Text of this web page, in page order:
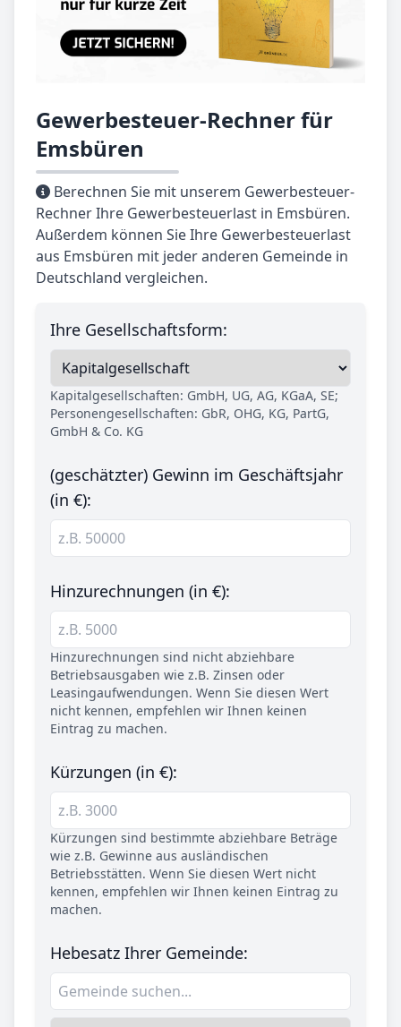
Gewerbesteuer-Rechner für
Emsbüren
Berechnen Sie mit unserem Gewerbesteuer-
Rechner Ihre Gewerbesteuerlast in Emsbüren.
Außerdem können Sie Ihre Gewerbesteuerlast
aus Emsbüren mit jeder anderen Gemeinde in
Deutschland vergleichen.
Ihre Gesellschaftsform:
Kapitalgesellschaften: GmbH, UG, AG, KGaA, SE;
Personengesellschaften: GbR, OHG, KG, PartG,
GmbH & Co. KG
(geschätzter) Gewinn im Geschäftsjahr
(in €):
Hinzurechnungen (in €):
Hinzurechnungen sind nicht abziehbare
Betriebsausgaben wie z.B. Zinsen oder
Leasingaufwendungen. Wenn Sie diesen Wert
nicht kennen, empfehlen wir Ihnen keinen
Eintrag zu machen.
Kürzungen (in €):
Kürzungen sind bestimmte abziehbare Beträge
wie z.B. Gewinne aus ausländischen
Betriebsstätten. Wenn Sie diesen Wert nicht
kennen, empfehlen wir Ihnen keinen Eintrag zu
machen.
Hebesatz Ihrer Gemeinde: